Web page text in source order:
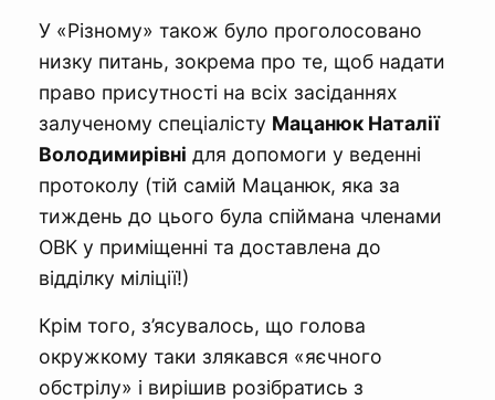
У «Різному» також було проголосовано
низку питань, зокрема про те, щоб надати
право присутності на всіх засіданнях
залученому спеціалісту Мацанюк Наталії
Володимирівні для допомоги у веденні
протоколу (тій самій Мацанюк, яка за
тиждень до цього була спіймана членами
ОВК у приміщенні та доставлена до
відділку міліції!)
Крім того, з’ясувалось, що голова
окружкому таки злякався «яєчного
обстрілу» і вирішив розібратись з